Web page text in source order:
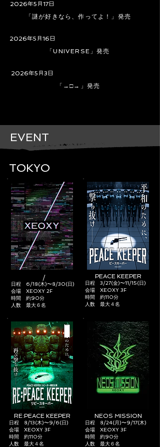
2026年5月17日
「謎が好きなら、作ってよ！」発売
2026年5月16日
「UNIVERSE」発売
2026年5月3日
「→□→」発売
EVENT​
TOKYO​
/
日程 6/18(木)〜8/30(日)
​会場 XEOXY 2F
時間 約90分
​人数 最大６名
PEACE KEEPER
日程 3/27(金)〜11/15(日)
​会場 XEOXY 3F
時間 約110分
​人数 最大４名
RE:PEACE KEEPER
日程 8/13(木)〜9/6(日)
​会場 XEOXY 3F
時間 約110分
​人数 最大４名
NEOS MISSION
日程 8/24(月)〜9/17(木)
​会場 XEOXY 3F
時間 約90分
​人数 最大６名